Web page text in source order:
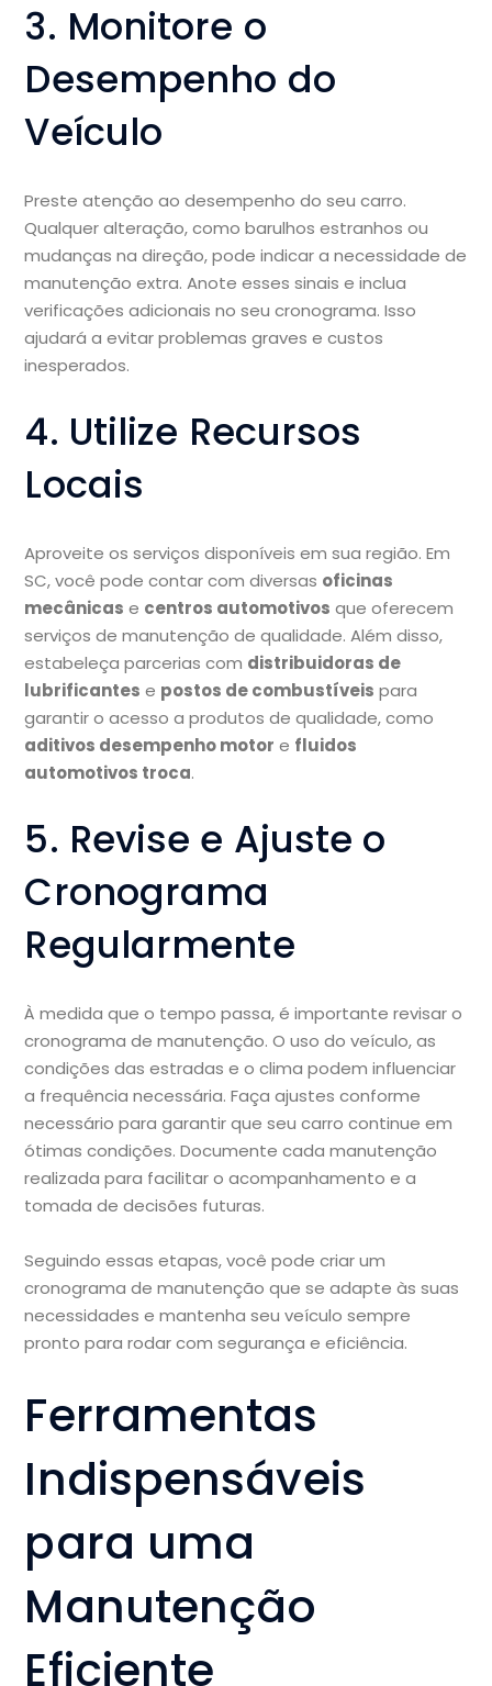
3. Monitore o
Desempenho do
Veículo
Preste atenção ao desempenho do seu carro.
Qualquer alteração, como barulhos estranhos ou
mudanças na direção, pode indicar a necessidade de
manutenção extra. Anote esses sinais e inclua
verificações adicionais no seu cronograma. Isso
ajudará a evitar problemas graves e custos
inesperados.
4. Utilize Recursos
Locais
Aproveite os serviços disponíveis em sua região. Em
SC, você pode contar com diversas oficinas
mecânicas e centros automotivos que oferecem
serviços de manutenção de qualidade. Além disso,
estabeleça parcerias com distribuidoras de
lubrificantes e postos de combustíveis para
garantir o acesso a produtos de qualidade, como
aditivos desempenho motor e fluidos
automotivos troca.
5. Revise e Ajuste o
Cronograma
Regularmente
À medida que o tempo passa, é importante revisar o
cronograma de manutenção. O uso do veículo, as
condições das estradas e o clima podem influenciar
a frequência necessária. Faça ajustes conforme
necessário para garantir que seu carro continue em
ótimas condições. Documente cada manutenção
realizada para facilitar o acompanhamento e a
tomada de decisões futuras.
Seguindo essas etapas, você pode criar um
cronograma de manutenção que se adapte às suas
necessidades e mantenha seu veículo sempre
pronto para rodar com segurança e eficiência.
Ferramentas
Indispensáveis
para uma
Manutenção
Eficiente